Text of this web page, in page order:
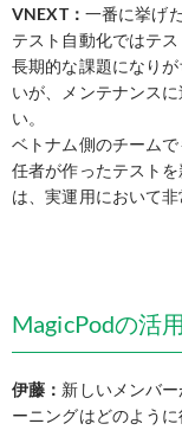
VNEXT： 一番に挙げ
テスト自動化ではテ
長期的な課題になり
いが、メンテナンス
い。
ベトナム側のチーム
任者が作ったテスト
は、実運用において
MagicPodの活
伊藤： 新しいメンバ
ーニングはどのよう